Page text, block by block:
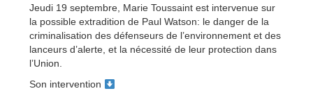
Jeudi 19 septembre, Marie Toussaint est intervenue sur
la possible extradition de Paul Watson: le danger de la
criminalisation des défenseurs de l’environnement et des
lanceurs d’alerte, et la nécessité de leur protection dans
l’Union.
Son intervention